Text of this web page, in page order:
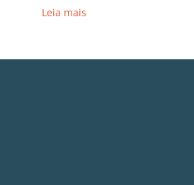
Leia mais